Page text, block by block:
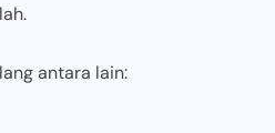
antara lain: